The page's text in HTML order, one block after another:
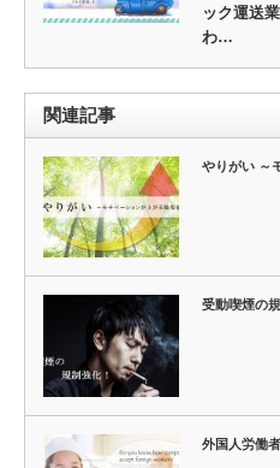
ック運送
わ…
関連記事
やりがい ～
受動喫煙の
外国人労働